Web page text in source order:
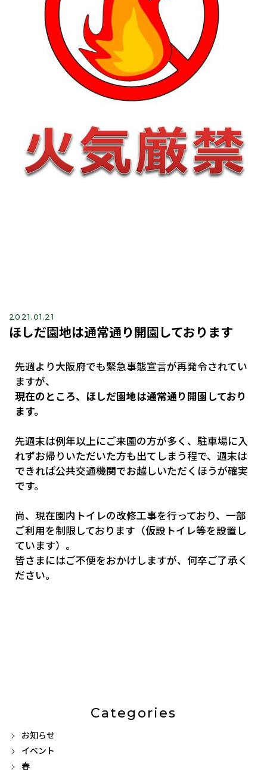
2021.01.21
ほしだ園地は通常通り開園しております
先週より大阪府でも緊急事態宣言が再発令されてい
ますが、
現在のところ、ほしだ園地は通常通り開園しており
ます。
先週末は例年以上にご来園の方が多く、駐車場に入
れずお帰りいただいた方も出てしまう程で、週末は
できれば公共交通機関でお越しいただくほうが確実
です。
尚、現在園内トイレの改修工事を行っており、一部
ご利用を制限しております（仮設トイレ等を設置し
ています）。
皆さまにはご不便をおかけしますが、何卒ご了承く
ださい。
Categories
お知らせ
イベント
春